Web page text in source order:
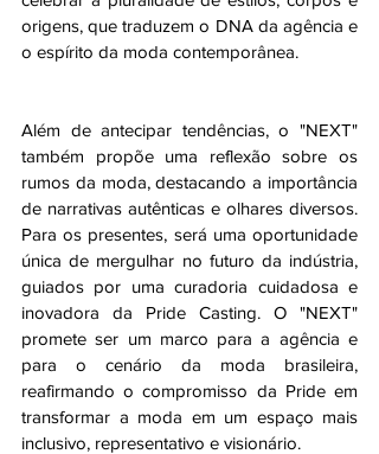
origens, que traduzem o DNA da agência e
o espírito da moda contemporânea.
Além de antecipar tendências, o "NEXT"
também propõe uma reflexão sobre os
rumos da moda, destacando a importância
de narrativas autênticas e olhares diversos.
Para os presentes, será uma oportunidade
única de mergulhar no futuro da indústria,
guiados por uma curadoria cuidadosa e
inovadora da Pride Casting. O "NEXT"
promete ser um marco para a agência e
para o cenário da moda brasileira,
reafirmando o compromisso da Pride em
transformar a moda em um espaço mais
inclusivo, representativo e visionário.